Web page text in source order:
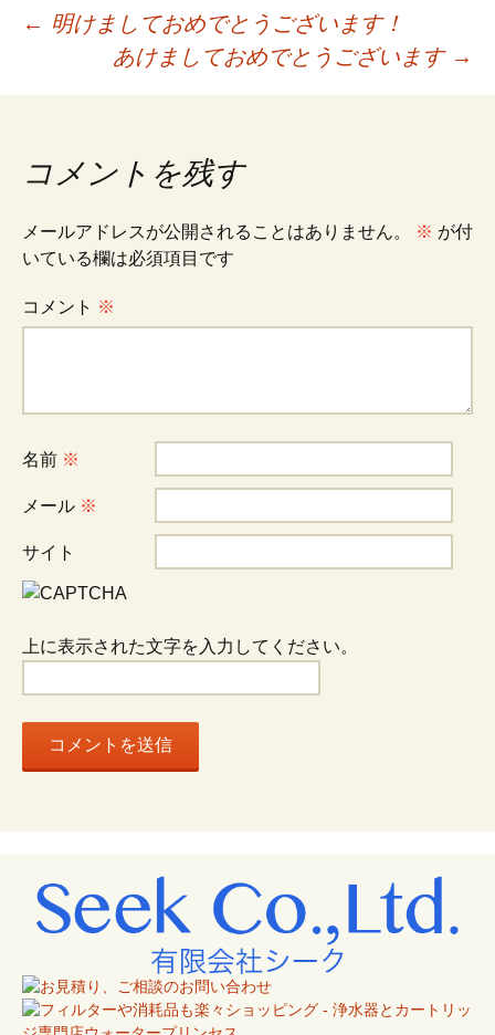
投
稿
ナ
ビ
ゲ
シ
ョ
ン
← 明けましておめでとうございます！
あけましておめでとうございます →
コメントを残す
メールアドレスが公開されることはありません。 ※ が付
いている欄は必須項目です
コメント ※
名前 ※
メール ※
サイト
上に表示された文字を入力してください。